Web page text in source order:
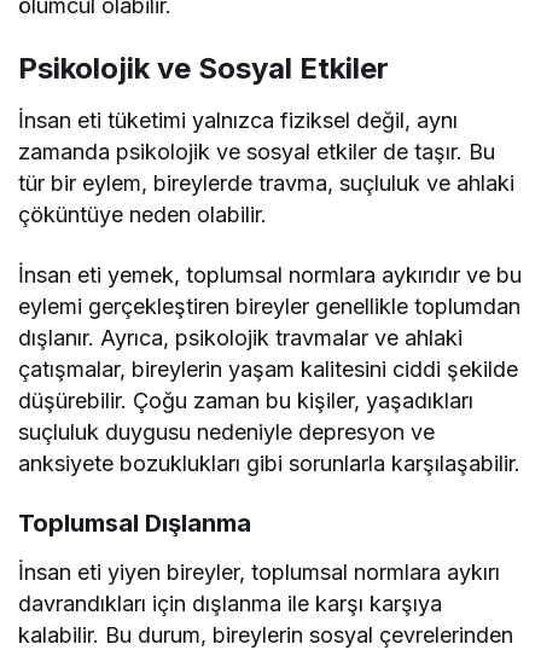
Psikolojik ve Sosyal Etkiler
İnsan eti tüketimi yalnızca fiziksel değil, aynı
zamanda psikolojik ve sosyal etkiler de taşır. Bu
tür bir eylem, bireylerde travma, suçluluk ve ahlaki
çöküntüye neden olabilir.
İnsan eti yemek, toplumsal normlara aykırıdır ve bu
eylemi gerçekleştiren bireyler genellikle toplumdan
dışlanır. Ayrıca, psikolojik travmalar ve ahlaki
çatışmalar, bireylerin yaşam kalitesini ciddi şekilde
düşürebilir. Çoğu zaman bu kişiler, yaşadıkları
suçluluk duygusu nedeniyle depresyon ve
anksiyete bozuklukları gibi sorunlarla karşılaşabilir.
Toplumsal Dışlanma
İnsan eti yiyen bireyler, toplumsal normlara aykırı
davrandıkları için dışlanma ile karşı karşıya
kalabilir. Bu durum, bireylerin sosyal çevrelerinden